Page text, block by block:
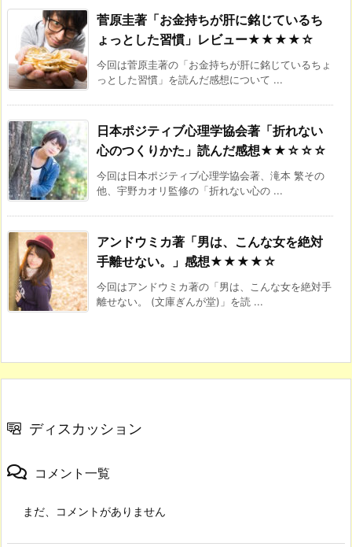
菅原圭著「お金持ちが肝に銘じているち
ょっとした習慣」レビュー★★★★☆
今回は菅原圭著の「お金持ちが肝に銘じているちょ
っとした習慣」を読んだ感想について ...
日本ポジティブ心理学協会著「折れない
心のつくりかた」読んだ感想★★☆☆☆
今回は日本ポジティブ心理学協会著、滝本 繁その
他、宇野カオリ監修の「折れない心の ...
アンドウミカ著「男は、こんな女を絶対
手離せない。」感想★★★★☆
今回はアンドウミカ著の「男は、こんな女を絶対手
離せない。 (文庫ぎんが堂)」を読 ...
ディスカッション
コメント一覧
まだ、コメントがありません